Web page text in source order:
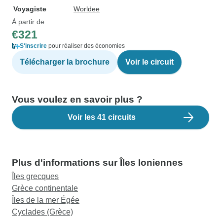
Voyagiste
Worldee
À partir de
€321
S'inscrire pour réaliser des économies
Télécharger la brochure Voir le circuit
Vous voulez en savoir plus ?
Voir les 41 circuits
Plus d'informations sur Îles Ioniennes
Îles grecques
Grèce continentale
Îles de la mer Égée
Cyclades (Grèce)